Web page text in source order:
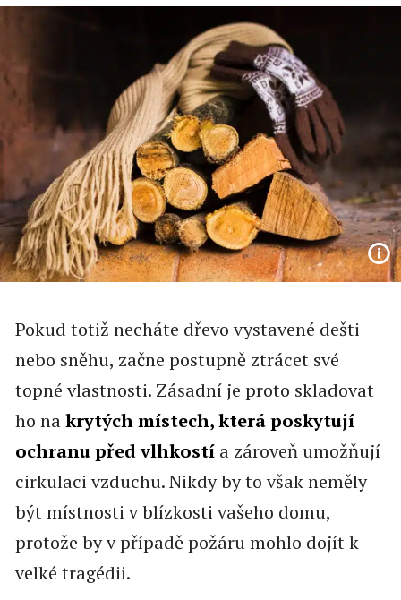
Pokud totiž necháte dřevo vystavené dešti
nebo sněhu, začne postupně ztrácet své
topné vlastnosti. Zásadní je proto skladovat
ho nakrytých místech, která poskytují
ochranu před vlhkostí a zároveň umožňují
cirkulaci vzduchu. Nikdy by to však neměly
být místnosti v blízkosti vašeho domu,
protože by v případě požáru mohlo dojít k
velké tragédii.